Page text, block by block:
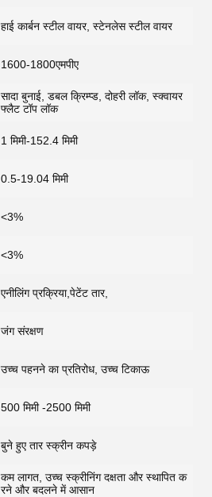
हाई कार्बन स्टील वायर, स्टेनलेस स्टील वायर
1600-1800एमपीए
सादा बुनाई, डबल क्रिम्प्ड, दोहरी लॉक, स्क्वायर
फ्लैट टॉप लॉक
1 मिमी-152.4 मिमी
0.5-19.04 मिमी
<3%
<3%
एनीलिंग प्रक्रिया,पेटेंट तार,
जंग संरक्षण
उच्च पहनने का प्रतिरोध, उच्च टिकाऊ
500 मिमी -2500 मिमी
बुने हुए तार स्क्रीन कपड़े
कम लागत, उच्च स्क्रीनिंग दक्षता और स्थापित क
रने और बदलने में आसान